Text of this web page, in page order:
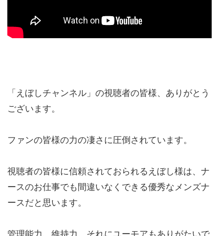
「えぼしチャンネル」の視聴者の皆様、ありがとう
ございます。
ファンの皆様の力の凄さに圧倒されています。
視聴者の皆様に信頼されておられるえぼし様は、ナ
ースのお仕事でも間違いなくできる優秀なメンズナ
ースだと思います。
管理能力、維持力、それにユーモアもありがたいで